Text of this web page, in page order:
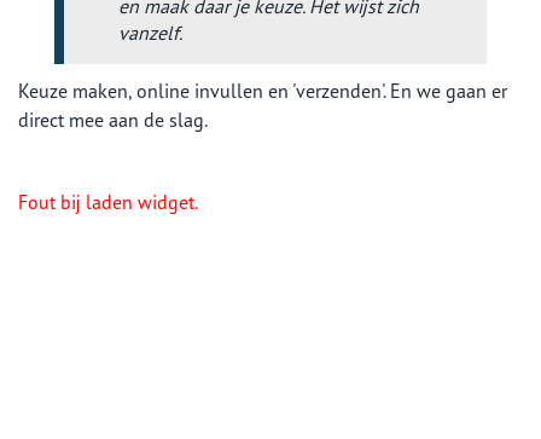
en maak daar je keuze. Het wijst zich
vanzelf.
Keuze maken, online invullen en 'verzenden'. En we gaan er
direct mee aan de slag.
Fout bij laden widget.